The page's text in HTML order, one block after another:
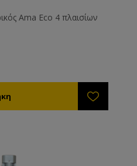
Ama Eco 4 πλαισίων